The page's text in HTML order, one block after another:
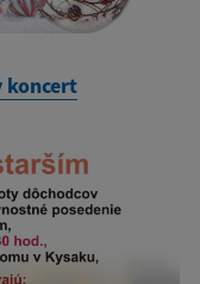
koncert